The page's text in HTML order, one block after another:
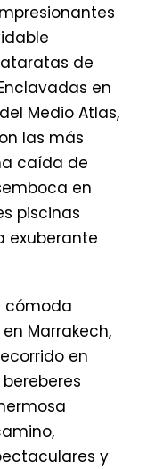
de
en
Medio Atlas,
las más
caída de
en
piscinas
exuberante
cómoda
Marrakech,
en
y